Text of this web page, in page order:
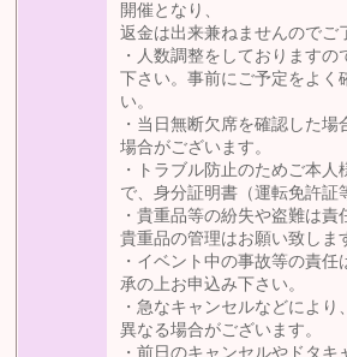
開催となり、
返金は出来兼ねませんのでご
・人数調整をしておりますの
下さい。事前にご予定をよく
い。
・当日無断欠席を確認した場
場合がございます。
・トラブル防止のためご本
で、身分証明書（運転免許証
・貴重品等の紛失や盗難は
貴重品の管理はお願い致しま
・イベント中の事故等の責任
承の上お申込み下さい。
・急なキャンセルなどによ
異なる場合がございます。
・前日のキャンセルやドタキ